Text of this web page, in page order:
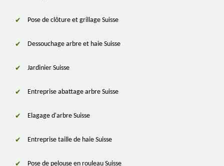
Pose de clôture et grillage Suisse
Dessouchage arbre et haie Suisse
Jardinier Suisse
Entreprise abattage arbre Suisse
Elagage d'arbre Suisse
Entreprise taille de haie Suisse
Pose de pelouse en rouleau Suisse